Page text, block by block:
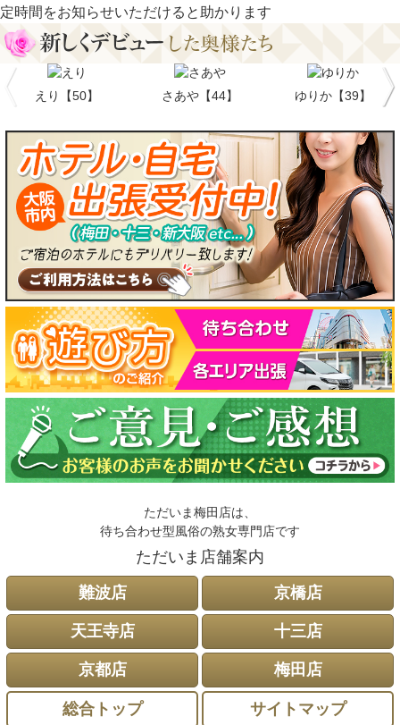
定時間をお知らせいただけると助かります
えり【50】 さあや【44】 ゆりか【39】
ただいま梅田店は、
待ち合わせ型風俗の熟女専門店です
ただいま店舗案内
難波店
京橋店
天王寺店 十三店
京都店 梅田店
総合トップ サイトマップ